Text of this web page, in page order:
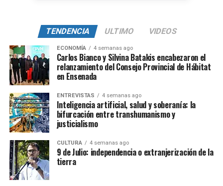
TENDENCIA ULTIMO VIDEOS
ECONOMÍA 4 semanas ago
Carlos Bianco y Silvina Batakis encabezaron el
relanzamiento del Consejo Provincial de Hábitat
en Ensenada
ENTREVISTAS 4 semanas ago
Inteligencia artificial, salud y soberanía: la
bifurcación entre transhumanismo y
justicialismo
CULTURA 4 semanas ago
9 de Julio: independencia o extranjerización de la
tierra